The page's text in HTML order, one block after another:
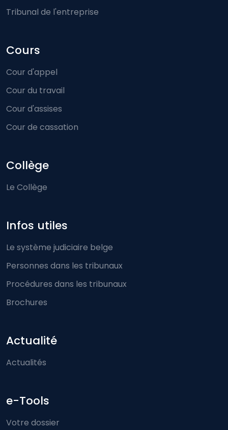
Tribunal de l'entreprise
Cours
Cour d'appel
Cour du travail
Cour d'assises
Cour de cassation
Collège
Le Collège
Infos utiles
Le système judiciaire belge
Personnes dans les tribunaux
Procédures dans les tribunaux
Brochures
Actualité
Actualités
e-Tools
Votre dossier